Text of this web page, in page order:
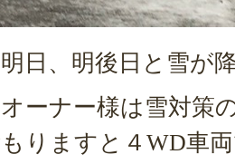
日、明後日と雪が
ーナー様は雪対策
りますと４WD車